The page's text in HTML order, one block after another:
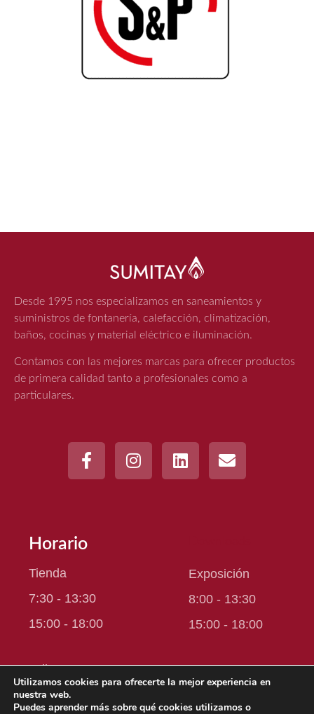
Desde 1995 nos especializamos en saneamientos y
suministros de fontanería, calefacción, climatización,
baños, cocinas y material eléctrico e iluminación.
Contamos con las mejores marcas para ofrecer productos
de primera calidad tanto a profesionales como a
particulares.
Horario
Tienda
7:30 - 13:30
15:00 - 18:00
Julio y agosto
7:00 - 15:00
Exposición
8:00 - 13:30
15:00 - 18:00
Julio y agosto
Utilizamos cookies para ofrecerte la mejor experiencia en
nuestra web.
Puedes aprender más sobre qué cookies utilizamos o